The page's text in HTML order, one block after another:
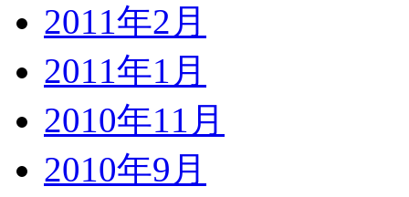
2011年2月
2011年1月
2010年11月
2010年9月